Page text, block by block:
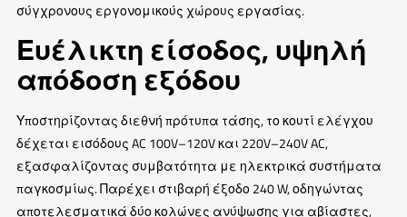
σύγχρονους εργονομικούς χώρους εργασίας.
Ευέλικτη είσοδος, υψηλή
απόδοση εξόδου
Υποστηρίζοντας διεθνή πρότυπα τάσης, το κουτί ελέγχου
δέχεται εισόδους AC 100V–120V και 220V–240V AC,
εξασφαλίζοντας συμβατότητα με ηλεκτρικά συστήματα
παγκοσμίως. Παρέχει στιβαρή έξοδο 240 W, οδηγώντας
αποτελεσματικά δύο κολώνες ανύψωσης για αβίαστες,